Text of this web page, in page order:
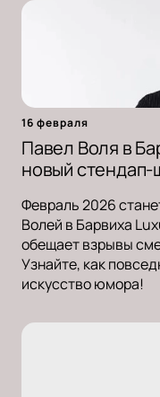
16 февраля
Павел Воля в
новый
Февраль 2026
Волей в Барвиха
обещает взрывы
Узнайте, как
искусство юмора!